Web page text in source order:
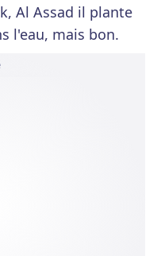
Al Assad il plante
l'eau, mais bon.